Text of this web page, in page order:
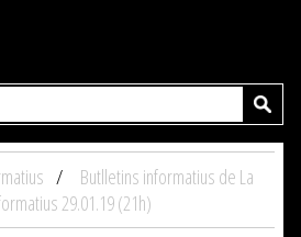
Butlletins informatius de La
29.01.19 (21h)